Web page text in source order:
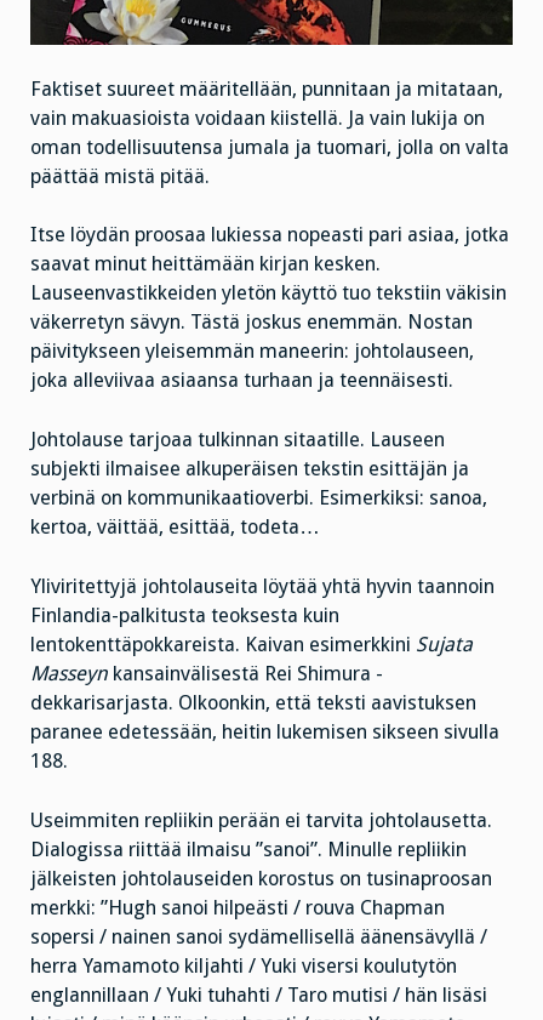
Faktiset suureet määritellään, punnitaan ja mitataan,
vain makuasioista voidaan kiistellä. Ja vain lukija on
oman todellisuutensa jumala ja tuomari, jolla on valta
päättää mistä pitää.
Itse löydän proosaa lukiessa nopeasti pari asiaa, jotka
saavat minut heittämään kirjan kesken.
Lauseenvastikkeiden yletön käyttö tuo tekstiin väkisin
väkerretyn sävyn. Tästä joskus enemmän. Nostan
päivitykseen yleisemmän maneerin: johtolauseen,
joka alleviivaa asiaansa turhaan ja teennäisesti.
Johtolause tarjoaa tulkinnan sitaatille. Lauseen
subjekti ilmaisee alkuperäisen tekstin esittäjän ja
verbinä on kommunikaatioverbi. Esimerkiksi: sanoa,
kertoa, väittää, esittää, todeta…
Yliviritettyjä johtolauseita löytää yhtä hyvin taannoin
Finlandia-palkitusta teoksesta kuin
lentokenttäpokkareista. Kaivan esimerkkini Sujata
Masseyn kansainvälisestä Rei Shimura -
dekkarisarjasta. Olkoonkin, että teksti aavistuksen
paranee edetessään, heitin lukemisen sikseen sivulla
188.
Useimmiten repliikin perään ei tarvita johtolausetta.
Dialogissa riittää ilmaisu ”sanoi”. Minulle repliikin
jälkeisten johtolauseiden korostus on tusinaproosan
merkki: ”Hugh sanoi hilpeästi / rouva Chapman
sopersi / nainen sanoi sydämellisellä äänensävyllä /
herra Yamamoto kiljahti / Yuki visersi koulutytön
englannillaan / Yuki tuhahti / Taro mutisi / hän lisäsi